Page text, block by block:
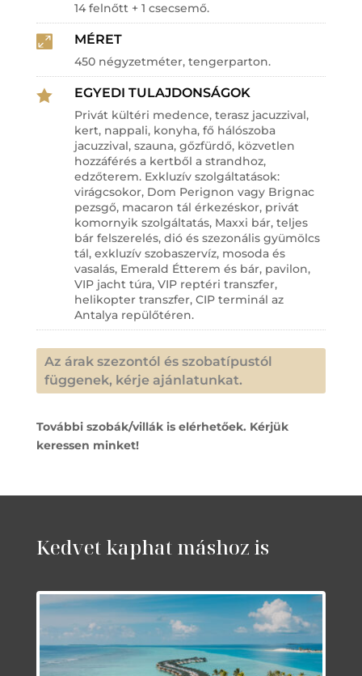
14 felnőtt + 1 csecsemő.
 MÉRET
450 négyzetméter, tengerparton.
 EGYEDI TULAJDONSÁGOK
Privát kültéri medence, terasz jacuzzival,
kert, nappali, konyha, fő hálószoba
jacuzzival, szauna, gőzfürdő, közvetlen
hozzáférés a kertből a strandhoz,
edzőterem. Exkluzív szolgáltatások:
virágcsokor, Dom Perignon vagy Brignac
pezsgő, macaron tál érkezéskor, privát
komornyik szolgáltatás, Maxxi bár, teljes
bár felszerelés, dió és szezonális gyümölcs
tál, exkluzív szobaszervíz, mosoda és
vasalás, Emerald Étterem és bár, pavilon,
VIP jacht túra, VIP reptéri transzfer,
helikopter transzfer, CIP terminál az
Antalya repülőtéren.
Az árak szezontól és szobatípustól
függenek, kérje ajánlatunkat.
További szobák/villák is elérhetőek. Kérjük
keressen minket!
Kedvet kaphat máshoz is